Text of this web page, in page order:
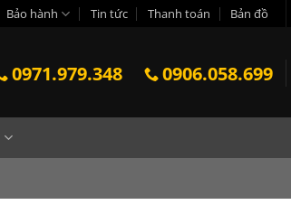
Bảo hành Tin tức Thanh toán Bản đồ
0971.979.348 0906.058.699